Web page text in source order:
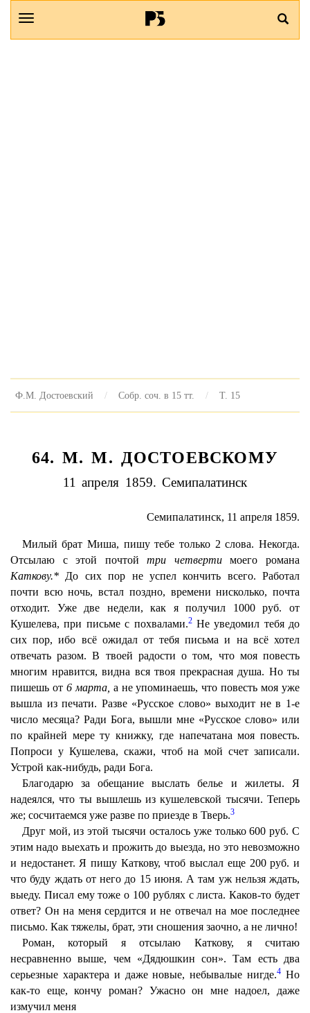
Ф.М. Достоевский Собр. соч. в 15 тт. Т. 15
64. M. M. ДОСТОЕВСКОМУ
11 апреля 1859. Семипалатинск
Семипалатинск, 11 апреля 1859.
Милый брат Миша, пишу тебе только 2 слова. Некогда.
Отсылаю с этой почтойтри четвертимоего романа
Каткову.* До сих пор не успел кончить всего. Работал
почти всю ночь, встал поздно, времени нисколько, почта
отходит. Уже две недели, как я получил 1000 руб. от
Кушелева, при письме с похвалами.2Не уведомил тебя до
сих пор, ибо всё ожидал от тебя письма и на всё хотел
отвечать разом. В твоей радости о том, что моя повесть
многим нравится, видна вся твоя прекрасная душа. Но ты
пишешь от 6 марта, а не упоминаешь, что повесть моя уже
вышла из печати. Разве «Русское слово» выходит не в 1-е
число месяца? Ради Бога, вышли мне «Русское слово» или
по крайней мере ту книжку, где напечатана моя повесть.
Попроси у Кушелева, скажи, чтоб на мой счет записали.
Устрой как-нибудь, ради Бога.
Благодарю за обещание выслать белье и жилеты. Я
надеялся, что ты вышлешь из кушелевской тысячи. Теперь
же; сосчитаемся уже разве по приезде в Тверь.3
Друг мой, из этой тысячи осталось уже только 600 руб. С
этим надо выехать и прожить до выезда, но это невозможно
и недостанет. Я пишу Каткову, чтоб выслал еще 200 руб. и
что буду ждать от него до 15 июня. А там уж нельзя ждать,
выеду. Писал ему тоже о 100 рублях с листа. Каков-то будет
ответ? Он на меня сердится и не отвечал на мое последнее
письмо. Как тяжелы, брат, эти сношения заочно, а не лично!
Роман, который я отсылаю Каткову, я считаю
несравненно выше, чем «Дядюшкин сон». Там есть два
серьезные характера и даже новые, небывалые нигде.4 Но
как-то еще, кончу роман? Ужасно он мне надоел, даже
измучил меня